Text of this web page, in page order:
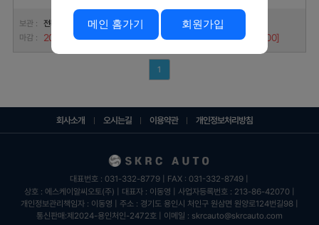
메인 홈가기 회원가입
보관 :
전북
마감 :
2026-08-07 [10:00]
보관 : 제주
마감 : 2026-08-07 [10:00]
1
회사소개 오시는길 이용약관 개인정보처리방침
대표번호 : 031-332-8779 | FAX : 031-332-8749 |
상호 : 에스케이알씨오토(주) | 대표자 : 이동영 |
사업자등록번호 : 213-86-42070 |
개인정보관리책임자 : 이동영 |
주소 : 경기도 용인시 처인구 원삼면 원양로124번길98 |
통신판매:제2024-용인처인-2472호 |
이메일 : skrcauto@skrcauto.com